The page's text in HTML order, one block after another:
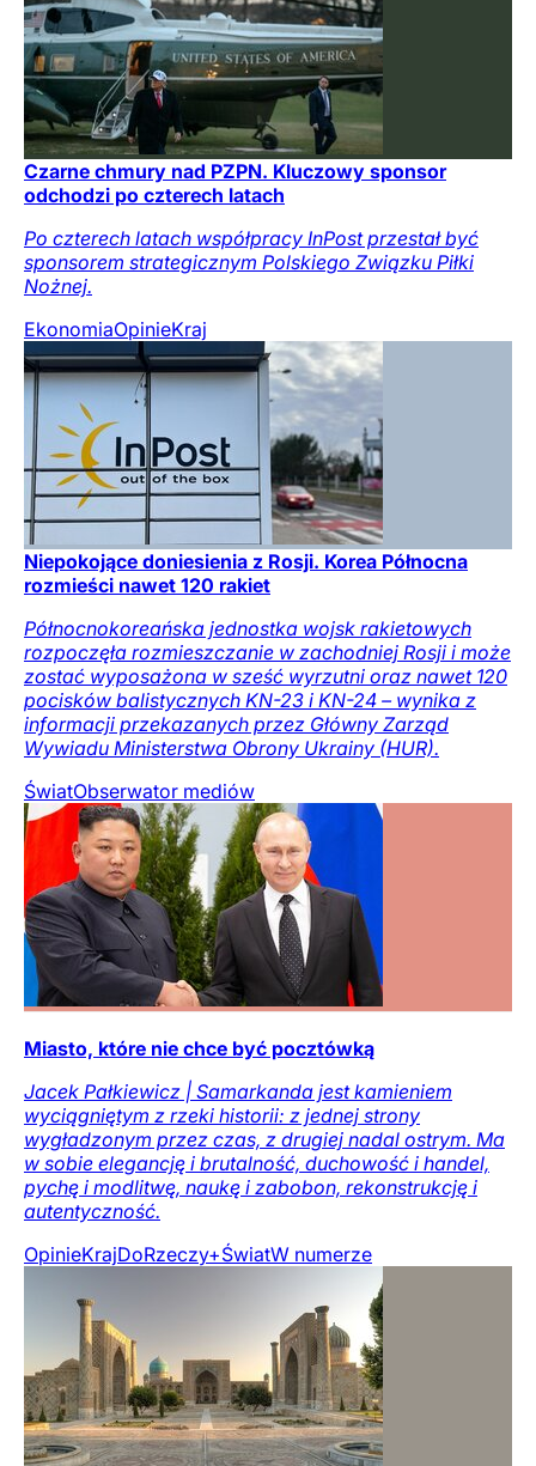
Czarne chmury nad PZPN. Kluczowy sponsor
odchodzi po czterech latach
Po czterech latach współpracy InPost przestał być
sponsorem strategicznym Polskiego Związku Piłki
Nożnej.
EkonomiaOpinieKraj
Niepokojące doniesienia z Rosji. Korea Północna
rozmieści nawet 120 rakiet
Północnokoreańska jednostka wojsk rakietowych
rozpoczęła rozmieszczanie w zachodniej Rosji i może
zostać wyposażona w sześć wyrzutni oraz nawet 120
pocisków balistycznych KN-23 i KN-24 – wynika z
informacji przekazanych przez Główny Zarząd
Wywiadu Ministerstwa Obrony Ukrainy (HUR).
ŚwiatObserwator mediów
Miasto, które nie chce być pocztówką
Jacek Pałkiewicz | Samarkanda jest kamieniem
wyciągniętym z rzeki historii: z jednej strony
wygładzonym przez czas, z drugiej nadal ostrym. Ma
w sobie elegancję i brutalność, duchowość i handel,
pychę i modlitwę, naukę i zabobon, rekonstrukcję i
autentyczność.
OpinieKrajDoRzeczy+ŚwiatW numerze